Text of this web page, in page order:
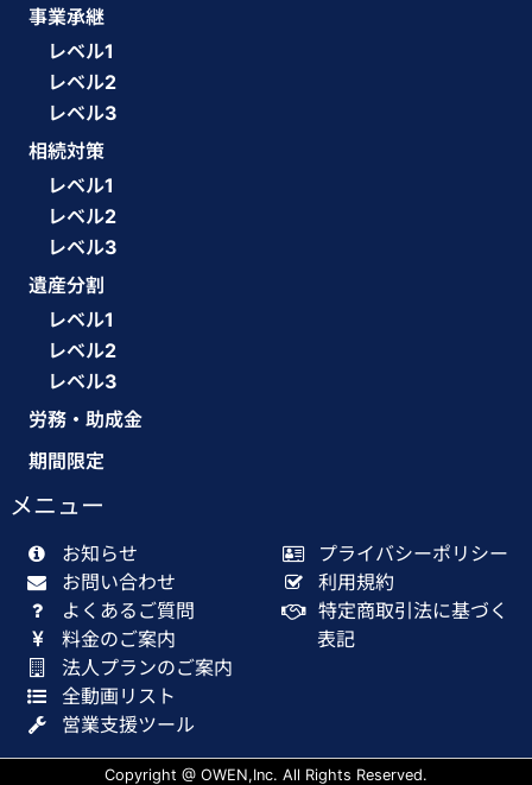
事業承継
レベル1
レベル2
レベル3
相続対策
レベル1
レベル2
レベル3
遺産分割
レベル1
レベル2
レベル3
労務・助成金
期間限定
メニュー
お知らせ
お問い合わせ
よくあるご質問
料金のご案内
法人プランのご案内
全動画リスト
営業支援ツール
プライバシーポリシー
利用規約
特定商取引法に基づく
表記
Copyright @ OWEN,Inc. All Rights Reserved.